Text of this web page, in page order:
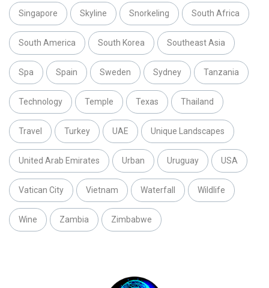
Singapore Skyline Snorkeling South Africa
South America South Korea Southeast Asia
Spa Spain Sweden Sydney Tanzania
Technology Temple Texas Thailand
Travel Turkey UAE Unique Landscapes
United Arab Emirates Urban Uruguay USA
Vatican City Vietnam Waterfall Wildlife
Wine Zambia Zimbabwe